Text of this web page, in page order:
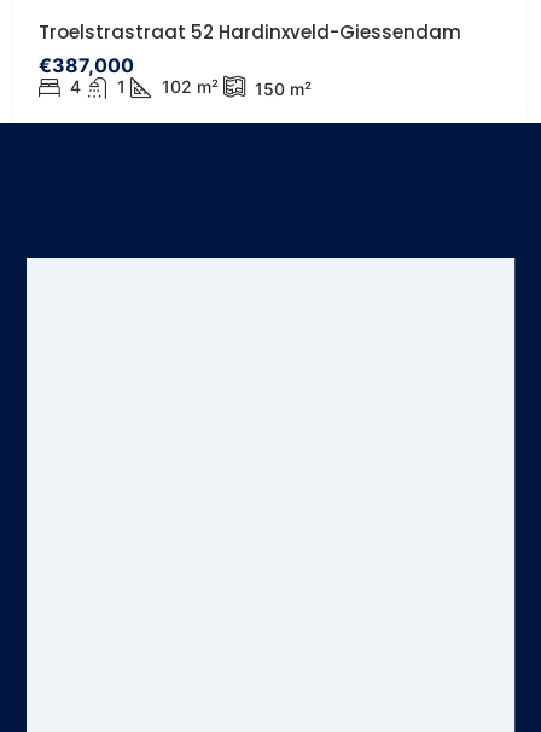
Troelstrastraat 52 Hardinxveld-Giessendam
€387,000
4 1 102 m² 150 m²